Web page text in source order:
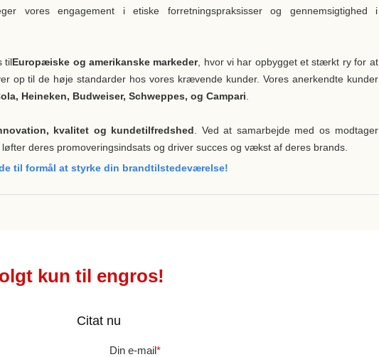
vores engagement i etiske forretningspraksisser og gennemsigtighed i
tilEuropæiske og amerikanske markeder, hvor vi har opbygget et stærkt ry for at
op til de høje standarder hos vores krævende kunder. Vores anerkendte kunder
Heineken, Budweiser, Schweppes, og Campari
kvalitet og kundetilfredshed . Ved at samarbejde med os modtager
deres promoveringsindsats og driver succes og vækst af deres brands.
til formål at styrke din brandtilstedeværelse!
kun til engros!
Citat nu
Din e-mail*